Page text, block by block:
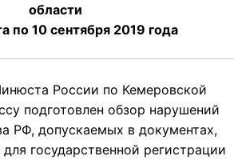
области
по 10 сентября 2019 года
России по Кемеровской
подготовлен обзор нарушений
РФ, допускаемых в документах,
государственной регистрации